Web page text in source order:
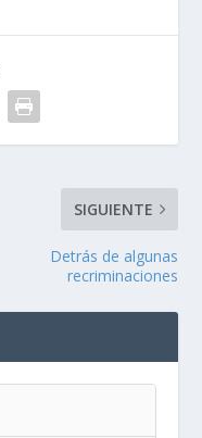
SIGUIENTE
Detrás de algunas
recriminaciones